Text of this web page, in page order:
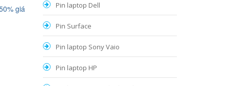
giá
Pin laptop Dell
Pin Surface
Pin laptop Sony Vaio
Pin laptop HP